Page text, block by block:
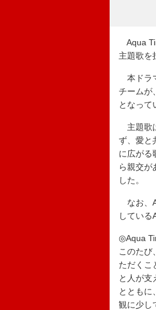
Aqua
主題歌を
本ドラ
チームが
となって
主題歌
ず、愛と
に広がる
ら親交が
した。
なお、
している
◎Aqua
このたび
ただくこ
と人が支
とともに
観に少し